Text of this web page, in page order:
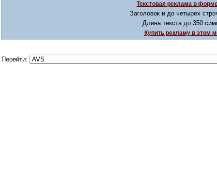
Текстовая реклама в
Заголовок и до четырех
Длина текста до 350
Купить рекламу в этом
Перейти: